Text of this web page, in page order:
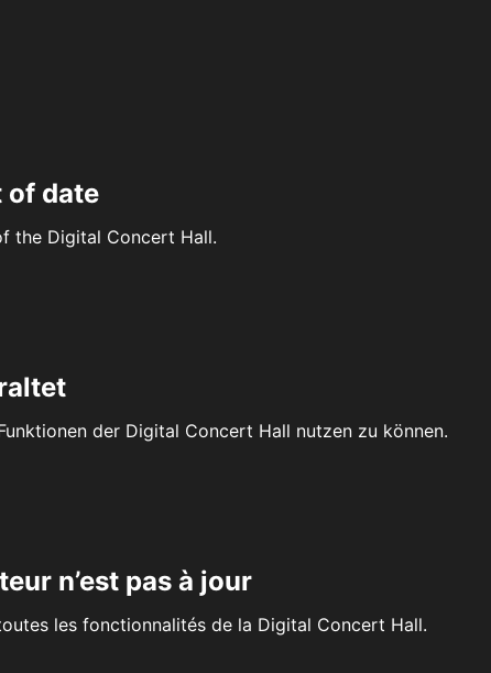
of date
the Digital Concert Hall.
der Digital Concert Hall nutzen zu können.
n’est pas à jour
les fonctionnalités de la Digital Concert Hall.